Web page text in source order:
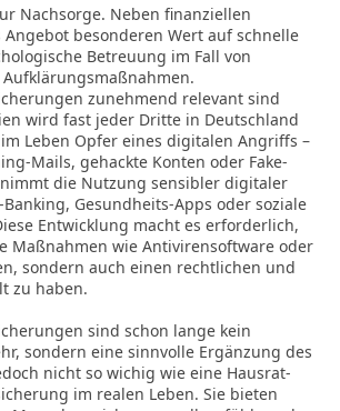
Nachsorge. Neben finanziellen
besonderen Wert auf schnelle
Betreuung im Fall von
zunehmend relevant sind
wird fast jeder Dritte in Deutschland
Leben Opfer eines digitalen Angriffs –
Mails, gehackte Konten oder Fake-
die Nutzung sensibler digitaler
Gesundheits-Apps oder soziale
Entwicklung macht es erforderlich,
Maßnahmen wie Antivirensoftware oder
sondern auch einen rechtlichen und
zu haben.
sind schon lange kein
sondern eine sinnvolle Ergänzung des
nicht so wichig wie eine Hausrat-
im realen Leben. Sie bieten